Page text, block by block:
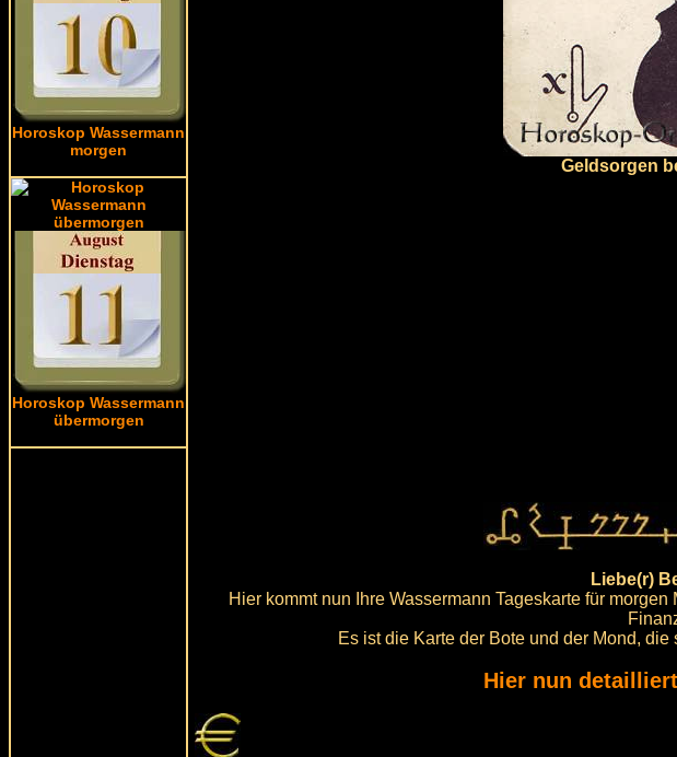
Horoskop Wassermann
morgen
Horoskop Wassermann
übermorgen
Geldsorgen
Liebe(r)
Hier kommt nun Ihre Wassermann Tageskarte für
Es ist die Karte der Bote und der Mond,
Hier nun